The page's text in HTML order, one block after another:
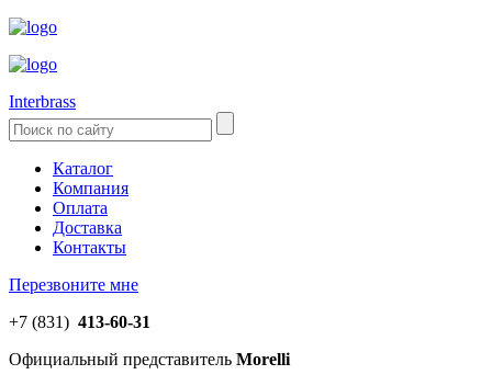
Interbrass
Каталог
Компания
Оплата
Доставка
Контакты
Перезвоните мне
+7 (831) 413-60-31
Официальный представитель Morelli